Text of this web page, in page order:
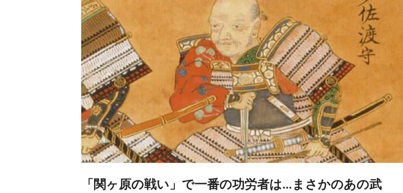
「関ヶ原の戦い」で一番の功労者は…まさかのあの武